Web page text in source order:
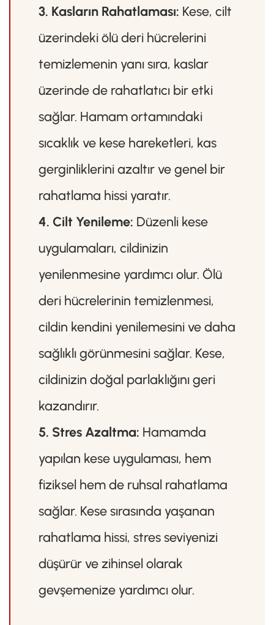
3. Kasların Rahatlaması: Kese, cilt
üzerindeki ölü deri hücrelerini
temizlemenin yanı sıra, kaslar
üzerinde de rahatlatıcı bir etki
sağlar. Hamam ortamındaki
sıcaklık ve kese hareketleri, kas
gerginliklerini azaltır ve genel bir
rahatlama hissi yaratır.
4. Cilt Yenileme: Düzenli kese
uygulamaları, cildinizin
yenilenmesine yardımcı olur. Ölü
deri hücrelerinin temizlenmesi,
cildin kendini yenilemesini ve daha
sağlıklı görünmesini sağlar. Kese,
cildinizin doğal parlaklığını geri
kazandırır.
5. Stres Azaltma: Hamamda
yapılan kese uygulaması, hem
fiziksel hem de ruhsal rahatlama
sağlar. Kese sırasında yaşanan
rahatlama hissi, stres seviyenizi
düşürür ve zihinsel olarak
gevşemenize yardımcı olur.